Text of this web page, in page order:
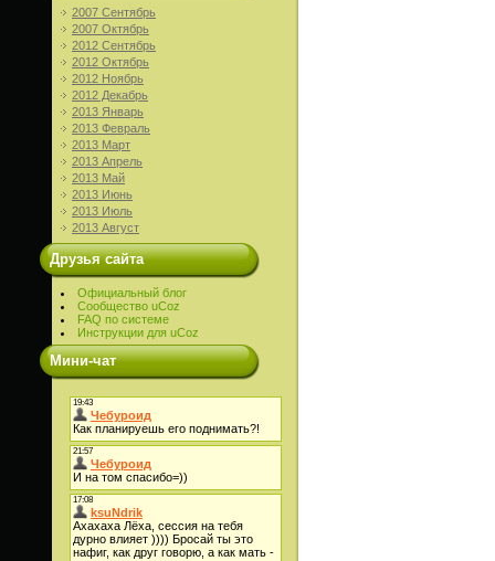
2007 Сентябрь
2007 Октябрь
2012 Сентябрь
2012 Октябрь
2012 Ноябрь
2012 Декабрь
2013 Январь
2013 Февраль
2013 Март
2013 Апрель
2013 Май
2013 Июнь
2013 Июль
2013 Август
Друзья сайта
Официальный блог
Сообщество uCoz
FAQ по системе
Инструкции для uCoz
Мини-чат